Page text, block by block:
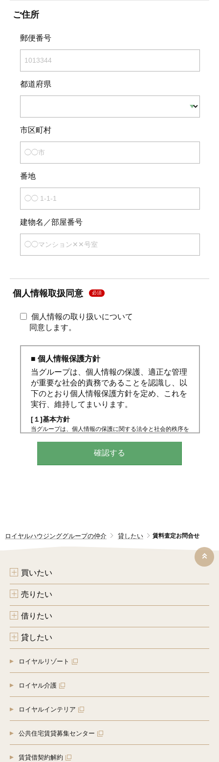
ご住所
郵便番号
都道府県
市区町村
番地
建物名／部屋番号
個人情報取扱同意 必須
個人情報の取り扱いについて
同意します。
■ 個人情報保護方針
当グループは、個人情報の保護、適正な管理
が重要な社会的責務であることを認識し、以
下のとおり個人情報保護方針を定め、これを
実行、維持してまいります。
[１]基本方針
当グループは、個人情報の保護に関する法令と社会的秩序を
[２]個人情報の取得、利用、提供
です。
（２）（１）の利用目的の達成に必要な範囲での、個人情報
の履行、情報、サービスの提供
（４）上の（１）、（３）の商品・情報・サービス提供のた
めの郵便物、電話、電子メール等による営業活動及びマーケ
ティング（アンケートのお願い等）活動。顧客動向分析また
（５）当グループが取得した個人情報のグループ企業間での
共同利用。共同利用者：ロイヤルハウジング株式会社、ロイ
ヤルハウジング販売株式会社、ロイヤルリゾート株式会社、
ロイヤルコーポレーション株式会社、ロイヤルインテリア株
式会社、神奈川ロイヤル株式会社、川崎ロイヤル株式会社、
東京ロイヤル株式会社、埼玉ロイヤル株式会社、Royals株
ましたら、取り止めさせていただきます。
[４]個人情報の第三者への提供
（１）ご本人の同意がある場合
合であって、ご本人の同意を得ることが困難であるとき
困難であるとき
ロイヤルハウジンググループの仲介 貸したい 賃料査定お問合せ
買いたい
売りたい
借りたい
貸したい
ロイヤルリゾート
ロイヤル介護
ロイヤルインテリア
公共住宅賃貸募集センター
賃貸借契約解約